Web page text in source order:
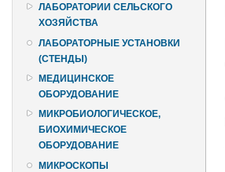
ЛАБОРАТОРИИ СЕЛЬСКОГО
ХОЗЯЙСТВА
ЛАБОРАТОРНЫЕ УСТАНОВКИ
(СТЕНДЫ)
МЕДИЦИНСКОЕ
ОБОРУДОВАНИЕ
МИКРОБИОЛОГИЧЕСКОЕ,
БИОХИМИЧЕСКОЕ
ОБОРУДОВАНИЕ
МИКРОСКОПЫ